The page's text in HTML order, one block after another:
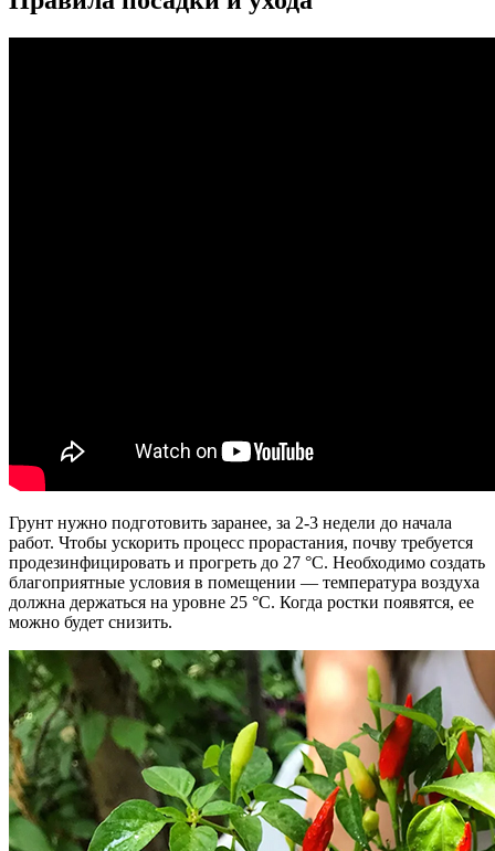
Грунт нужно подготовить заранее, за 2-3 недели до начала
работ. Чтобы ускорить процесс прорастания, почву требуется
продезинфицировать и прогреть до 27 °С. Необходимо создать
благоприятные условия в помещении — температура воздуха
должна держаться на уровне 25 °С. Когда ростки появятся, ее
можно будет снизить.